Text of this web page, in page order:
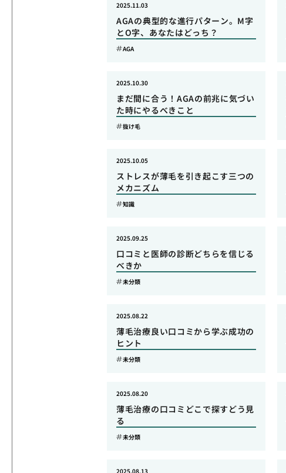
AGAの典型的な進行パターン。M字
とO字、あなたはどっち？
2025.11.03
AGA
まだ間に合う！AGAの前兆に気づい
た時にやるべきこと
2025.10.30
抜け毛
ストレスが薄毛を引き起こす三つの
メカニズム
2025.10.05
知識
口コミと医師の診断どちらを信じる
べきか
2025.09.25
未分類
薄毛治療良い口コミから学ぶ成功の
ヒント
2025.08.22
未分類
薄毛治療の口コミどこで探すどう見
る
2025.08.20
未分類
2025.08.13